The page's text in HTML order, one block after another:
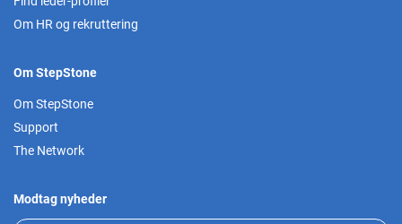
Om HR og rekruttering
Om StepStone
Om StepStone
Support
The Network
Modtag nyheder